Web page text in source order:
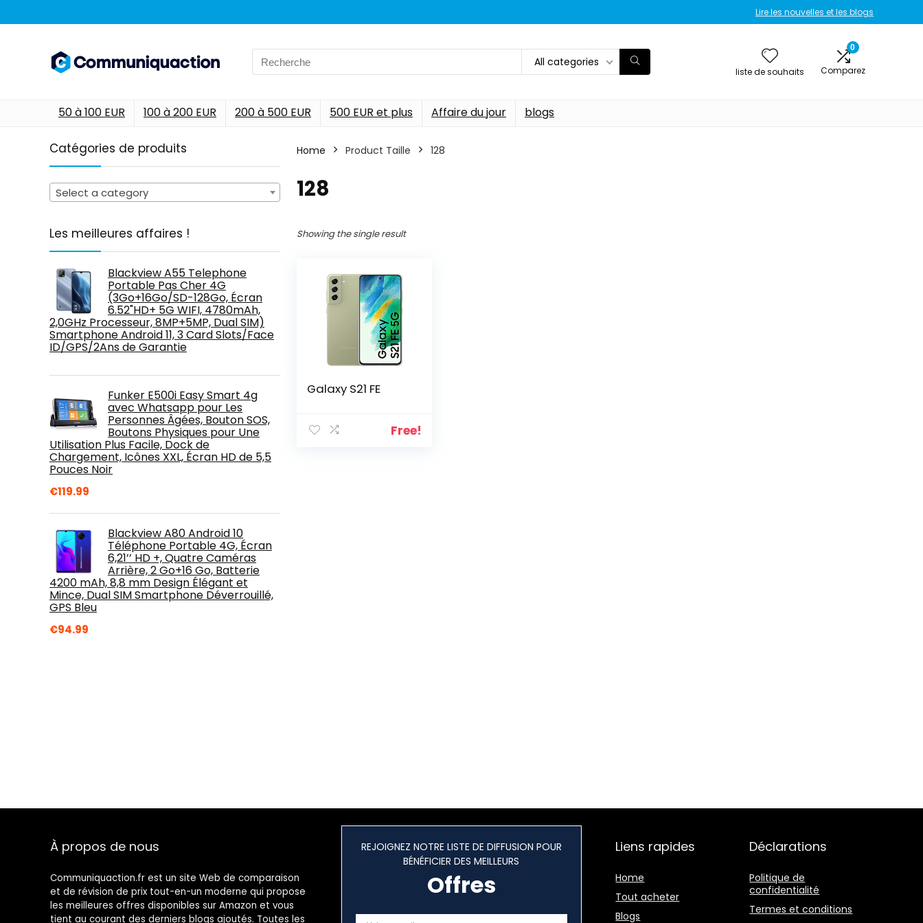
Lire les nouvelles et les blogs
Search
for:
All categories
liste de souhaits
0
Comparez
50 à 100 EUR 100 à 200 EUR 200 à 500 EUR 500 EUR et plus Affaire du jour blogs
Catégories de produits
Select a category
Les meilleures affaires !
Blackview A55 Telephone
Portable Pas Cher 4G
(3Go+16Go/SD-128Go, Écran
6.52"HD+ 5G WIFI, 4780mAh,
2,0GHz Processeur, 8MP+5MP, Dual SIM)
Smartphone Android 11, 3 Card Slots/Face
ID/GPS/2Ans de Garantie
Funker E500i Easy Smart 4g
avec Whatsapp pour Les
Personnes Âgées, Bouton SOS,
Boutons Physiques pour Une
Utilisation Plus Facile, Dock de
Chargement, Icônes XXL, Écran HD de 5,5
Pouces Noir
€119.99
Blackview A80 Android 10
Téléphone Portable 4G, Écran
6,21’’ HD +, Quatre Caméras
Arrière, 2 Go+16 Go, Batterie
4200 mAh, 8,8 mm Design Élégant et
Mince, Dual SIM Smartphone Déverrouillé,
GPS Bleu
€94.99
Home Product Taille 128
128
Showing the single result
Galaxy S21 FE
Free!
À propos de nous
Communiquaction.fr est un site Web de comparaison
et de révision de prix tout-en-un moderne qui propose
les meilleures offres disponibles sur Amazon et vous
tient au courant des derniers blogs ajoutés. Toutes les
REJOIGNEZ NOTRE LISTE DE DIFFUSION POUR
BÉNÉFICIER DES MEILLEURS
Offres
Liens rapides
Home
Tout acheter
Blogs
Déclarations
Politique de
confidentialité
Termes et conditions